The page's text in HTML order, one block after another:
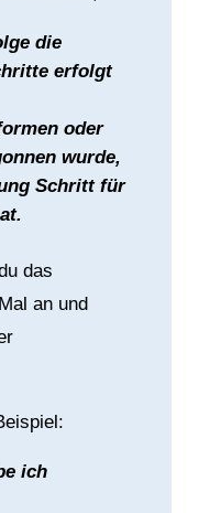
die
erfolgt
oder
wurde,
Schritt für
das
an und
ich